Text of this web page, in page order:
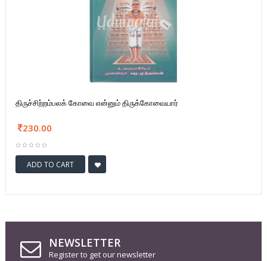
திருச்சிற்றம்பலக் கோவை என்னும் திருக்கோவையார்
230.00
ADD TO CART
NEWSLETTER
Register to get our newsletter